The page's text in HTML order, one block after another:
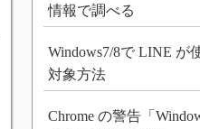
情報で調べる
Windows7/8で LINE が
対象方法
Chrome の警告「